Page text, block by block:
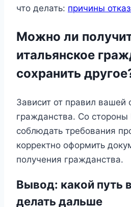
что делать: причины
Можно ли
итальянское
сохранить
Зависит от правил вашей
гражданства. Со
соблюдать требования
корректно оформить
получения гражданства.
Вывод: какой путь
делать дальше